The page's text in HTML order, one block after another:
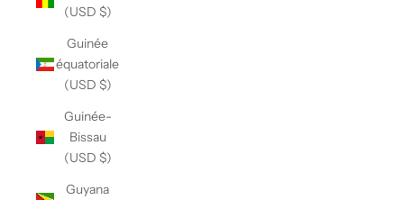
(USD $)
Guinée
équatoriale
(USD $)
Guinée-
Bissau
(USD $)
Guyana